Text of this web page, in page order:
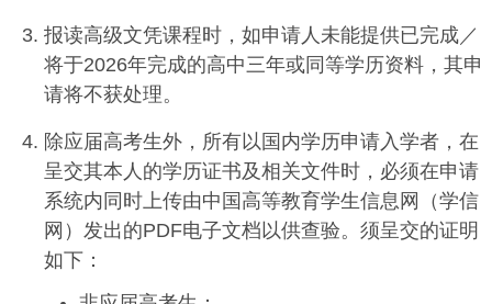
报读高级文凭课程时，如申请人未能提供已完成／
将于2026年完成的高中三年或同等学历资料，其申
请将不获处理。
除应届高考生外，所有以国内学历申请入学者，在
呈交其本人的学历证书及相关文件时，必须在申请
系统内同时上传由中国高等教育学生信息网（学信
网）发出的PDF电子文档以供查验。须呈交的证明
如下：